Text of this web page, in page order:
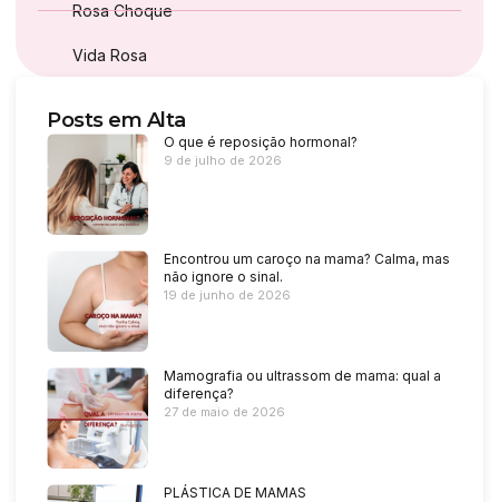
Rosa Choque
Vida Rosa
Posts em Alta
O que é reposição hormonal?
9 de julho de 2026
Encontrou um caroço na mama? Calma, mas
não ignore o sinal.
19 de junho de 2026
Mamografia ou ultrassom de mama: qual a
diferença?
27 de maio de 2026
PLÁSTICA DE MAMAS